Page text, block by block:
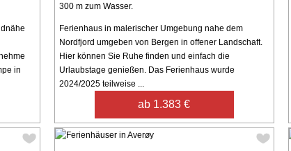
in
300 m zum Wasser.
Ferienhaus in malerischer Umgebung nahe dem
Nordfjord umgeben von Bergen in offener Landschaft.
Hier können Sie Ruhe finden und einfach die
Urlaubstage genießen. Das Ferienhaus wurde
2024/2025 teilweise ...
ab 1.383 €